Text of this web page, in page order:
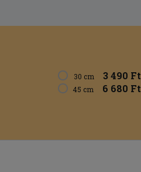
30 cm 3 490 Ft
45 cm 6 680 Ft